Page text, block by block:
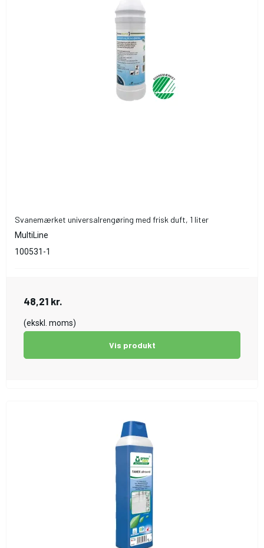
Svanemærket universalrengøring med frisk duft, 1 liter
MultiLine
100531-1
48,21 kr.
(ekskl. moms)
Vis produkt